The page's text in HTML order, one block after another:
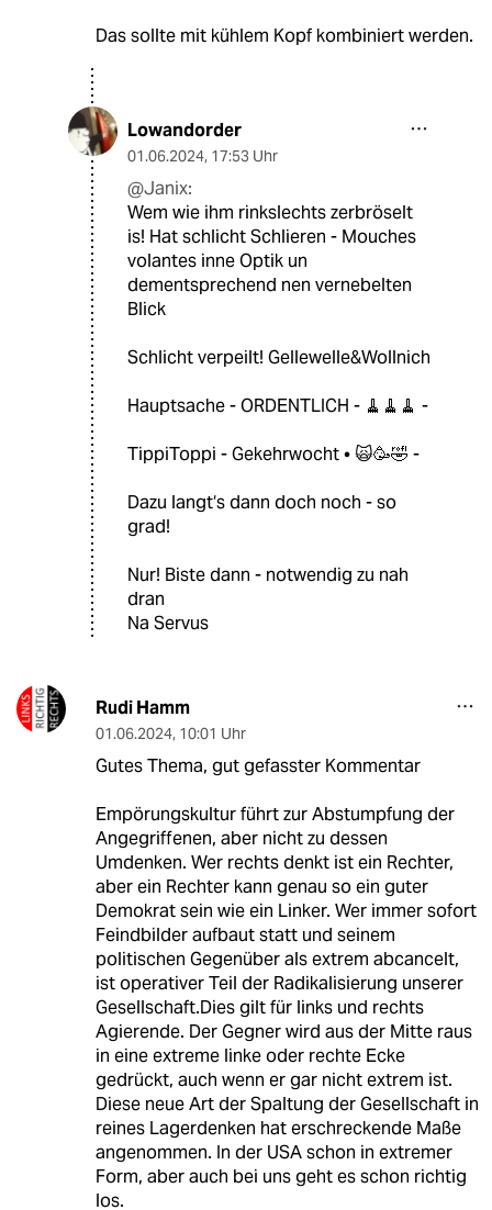
Das sollte mit kühlem Kopf kombiniert werden.
Lowandorder
01.06.2024, 17:53 Uhr
@Janix:
Wem wie ihm rinkslechts zerbröselt
is! Hat schlicht Schlieren - Mouches
volantes inne Optik un
dementsprechend nen vernebelten
Blick
Schlicht verpeilt! Gellewelle&Wollnich
Hauptsache - ORDENTLICH - 🧹🧹🧹 -
TippiToppi - Gekehrwocht • 🙀🥳🤣 -
Dazu langt‘s dann doch noch - so
grad!
Nur! Biste dann - notwendig zu nah
dran
Na Servus
Rudi Hamm
01.06.2024, 10:01 Uhr
Gutes Thema, gut gefasster Kommentar
Empörungskultur führt zur Abstumpfung der
Angegriffenen, aber nicht zu dessen
Umdenken. Wer rechts denkt ist ein Rechter,
aber ein Rechter kann genau so ein guter
Demokrat sein wie ein Linker. Wer immer sofort
Feindbilder aufbaut statt und seinem
politischen Gegenüber als extrem abcancelt,
ist operativer Teil der Radikalisierung unserer
Gesellschaft.Dies gilt für links und rechts
Agierende. Der Gegner wird aus der Mitte raus
in eine extreme linke oder rechte Ecke
gedrückt, auch wenn er gar nicht extrem ist.
Diese neue Art der Spaltung der Gesellschaft in
reines Lagerdenken hat erschreckende Maße
angenommen. In der USA schon in extremer
Form, aber auch bei uns geht es schon richtig
los.